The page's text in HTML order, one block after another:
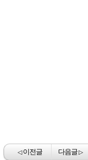
◁이전글 다음글▷